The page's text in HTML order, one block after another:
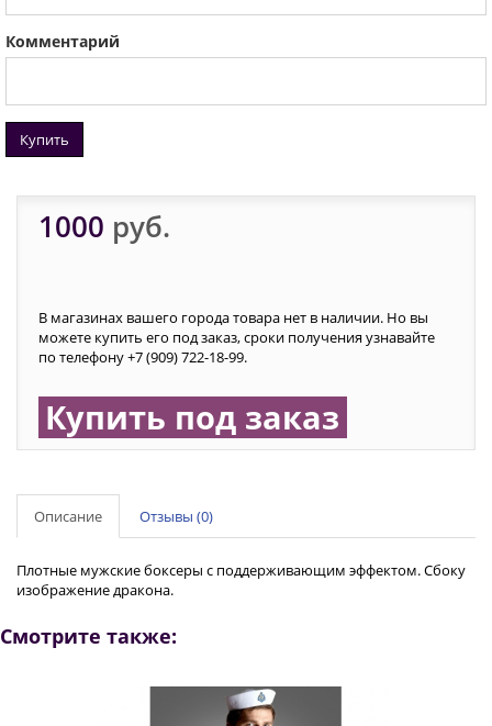
Комментарий
Купить
1000 руб.
В магазинах вашего города товара нет в наличии. Но вы
можете купить его под заказ, сроки получения узнавайте
по телефону +7 (909) 722-18-99.
Купить под заказ
Описание Отзывы (0)
Плотные мужские боксеры с поддерживающим эффектом. Сбоку
изображение дракона.
Смотрите также: